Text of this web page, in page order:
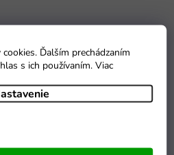
Ďalším prechádzaním
s ich používaním. Viac